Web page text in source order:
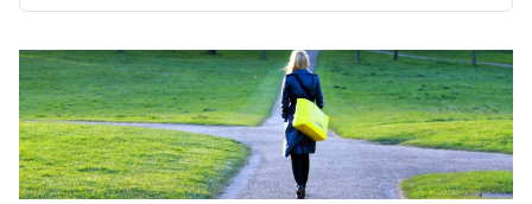
Armering
Asfalt
Befæstigelse
Fliser
og
klinker
Gulvtilbehør
Værktøj
Afmærkning
Arbejdsbuk
Elværktøj
Afkortersav
Havemaskiner
og
-
Klik
og
byg